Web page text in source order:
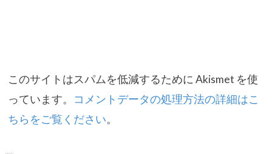
このサイトはスパムを低減するために Akismet を使
っています。 コメントデータの処理方法の詳細はこ
ちらをご覧ください。